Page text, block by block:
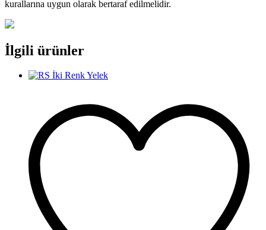
kurallarına uygun olarak bertaraf edilmelidir.
İlgili ürünler